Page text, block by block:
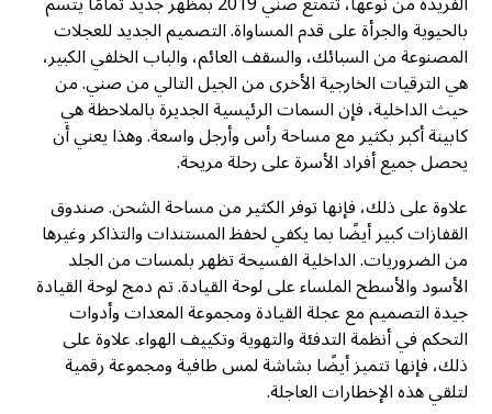
بالحيوية والجرأة على قدم المساواة. التصميم الجديد للعجلات
المصنوعة من السبائك، والسقف العائم، والباب الخلفي الكبير،
هي الترقيات الخارجية الأخرى من الجيل التالي من صني. من
حيث الداخلية، فإن السمات الرئيسية الجديرة بالملاحظة هي
كابينة أكبر بكثير مع مساحة رأس وأرجل واسعة. وهذا يعني أن
يحصل جميع أفراد الأسرة على رحلة مريحة.
علاوة على ذلك، فإنها توفر الكثير من مساحة الشحن. صندوق
القفازات كبير أيضًا بما يكفي لحفظ المستندات والتذاكر وغيرها
من الضروريات. الداخلية الفسيحة تظهر بلمسات من الجلد
الأسود والأسطح الملساء على لوحة القيادة. تم دمج لوحة القيادة
جيدة التصميم مع عجلة القيادة ومجموعة المعدات وأدوات
التحكم في أنظمة التدفئة والتهوية وتكييف الهواء. علاوة على
ذلك، فإنها تتميز أيضًا بشاشة لمس طافية ومجموعة رقمية
لتلقي هذه الإخطارات العاجلة.